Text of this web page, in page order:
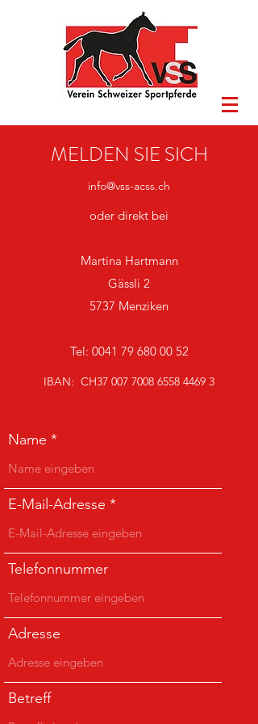
MELDEN SIE SICH
info@vss-acss.ch
oder direkt bei
Martina Hartmann
Gässli 2
5737 Menziken
Tel: 0041 79 680 00 52
IBAN: CH37 007 7008 6558 4469 3
Name
E-Mail-Adresse
Telefonnummer
Adresse
Betreff